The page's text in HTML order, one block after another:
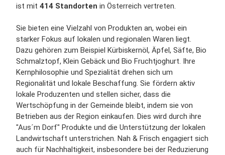
ist mit 414 Standorten in Österreich vertreten.
Sie bieten eine Vielzahl von Produkten an, wobei ein
starker Fokus auf lokalen und regionalen Waren liegt.
Dazu gehören zum Beispiel Kürbiskernöl, Äpfel, Säfte, Bio
Schmalztopf, Klein Gebäck und Bio Fruchtjoghurt. Ihre
Kernphilosophie und Spezialität drehen sich um
Regionalität und lokale Beschaffung. Sie fördern aktiv
lokale Produzenten und stellen sicher, dass die
Wertschöpfung in der Gemeinde bleibt, indem sie von
Betrieben aus der Region einkaufen. Dies wird durch ihre
"Aus´m Dorf" Produkte und die Unterstützung der lokalen
Landwirtschaft unterstrichen. Nah & Frisch engagiert sich
auch für Nachhaltigkeit, insbesondere bei der Reduzierung